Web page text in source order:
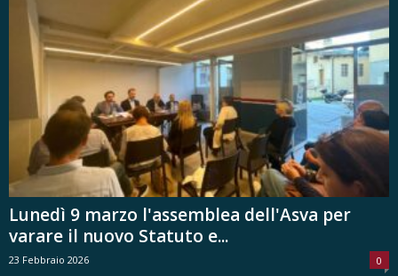
Lunedì 9 marzo l'assemblea dell'Asva per
varare il nuovo Statuto e...
23 Febbraio 2026
0